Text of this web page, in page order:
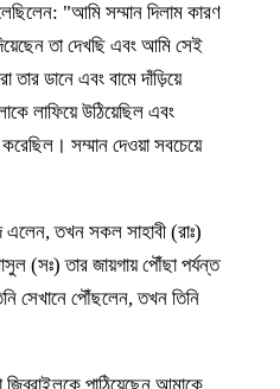
"আমি সম্মান দিলাম কারণ
তা দেখছি এবং আমি সেই
তার ডানে এবং বামে দাঁড়িয়ে
লাফিয়ে উঠিয়েছিল এবং
সম্মান দেওয়া সবচেয়ে
তখন সকল সাহাবী (রাঃ)
(সঃ) তার জায়গায় পৌঁছা পর্যন্ত
সেখানে পৌঁছলেন, তখন তিনি